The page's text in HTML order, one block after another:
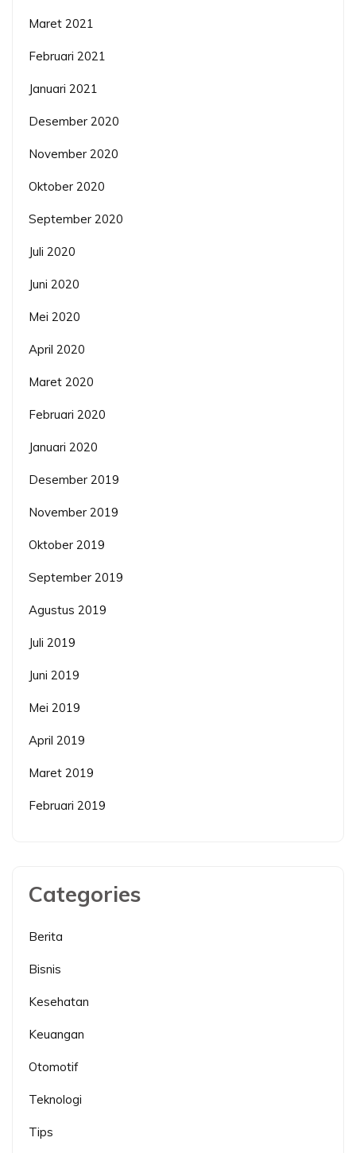
Maret 2021
Februari 2021
Januari 2021
Desember 2020
November 2020
Oktober 2020
September 2020
Juli 2020
Juni 2020
Mei 2020
April 2020
Maret 2020
Februari 2020
Januari 2020
Desember 2019
November 2019
Oktober 2019
September 2019
Agustus 2019
Juli 2019
Juni 2019
Mei 2019
April 2019
Maret 2019
Februari 2019
Categories
Berita
Bisnis
Kesehatan
Keuangan
Otomotif
Teknologi
Tips